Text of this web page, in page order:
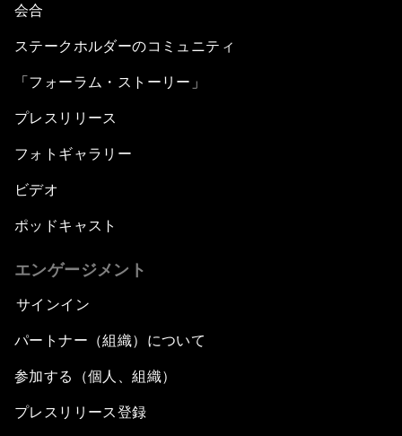
会合
ステークホルダーのコミュニティ
「フォーラム・ストーリー」
プレスリリース
フォトギャラリー
ビデオ
ポッドキャスト
エンゲージメント
サインイン
パートナー（組織）について
参加する（個人、組織）
プレスリリース登録